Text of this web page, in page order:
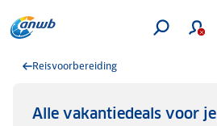
Reisvoorbereiding
Alle vakantiedeals voor je